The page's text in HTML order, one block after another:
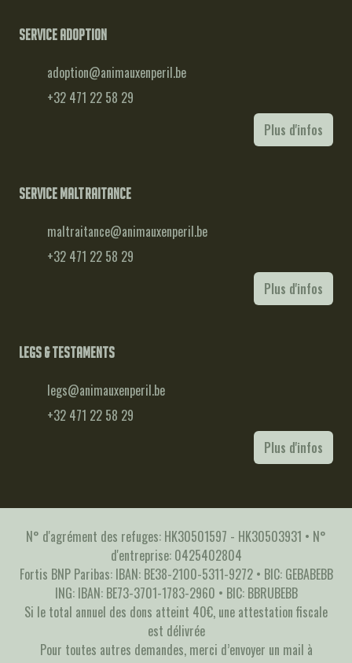
Service adoption
adoption@animauxenperil.be
+32 471 22 58 29
Plus d'infos
Service maltraitance
maltraitance@animauxenperil.be
+32 471 22 58 29
Plus d'infos
Legs & testaments
legs@animauxenperil.be
+32 471 22 58 29
Plus d'infos
N° d'agrément des refuges: HK30501597 - HK30503931 • N°
d'entreprise: 0425402804
Fortis BNP Paribas: IBAN: BE38-2100-5311-9272 • BIC: GEBABEBB
ING: IBAN: BE73-3701-1783-2960 • BIC: BBRUBEBB
Si le total annuel des dons atteint 40€, une attestation fiscale
est délivrée
Pour toutes autres demandes, merci d’envoyer un mail à